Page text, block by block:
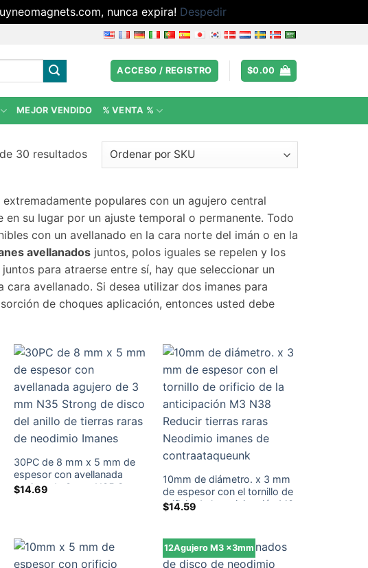
nunca expira! Despedir
ACCESO / REGISTRO $0.00
MEJOR VENDIDO % VENTA %
30 resultados
populares con un agujero central
su lugar por un ajuste temporal o permanente. Todo
con un avellanado en la cara norte del imán o en la
avellanadosjuntos, polos iguales se repelen y los
para atraerse entre sí, hay que seleccionar un
avellanado. Si desea utilizar dos imanes para
de choques aplicación, entonces usted debe
30PC de 8 mm x 5 mm de
espesor con avellanada
agujero de 3 mm N35 Strong
$14.69
10mm de diámetro. x 3 mm
de espesor con el tornillo de
orificio de la anticipación M3
contraataqueunk
$14.59
12Agujero M3 x3mm